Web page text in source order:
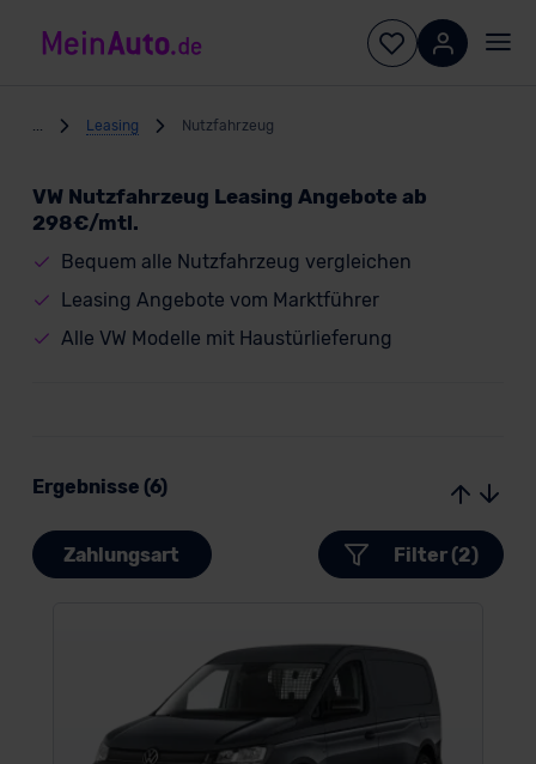
Leasing Nutzfahrzeug
VW Nutzfahrzeug Leasing Angebote ab
298€/mtl.
Bequem alle Nutzfahrzeug vergleichen
Leasing Angebote vom Marktführer
Alle VW Modelle mit Haustürlieferung
Ergebnisse (6)
Zahlungsart Filter (2)